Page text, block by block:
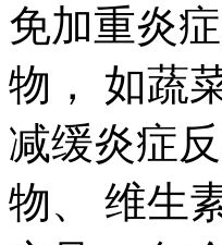
免加重炎
物， 如蔬
减缓炎症
物、 维生